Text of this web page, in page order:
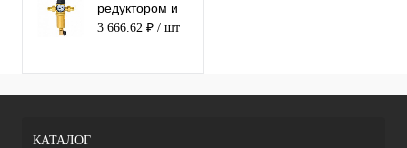
редуктором и
манометром
3 666.62 ₽ / шт
КАТАЛОГ